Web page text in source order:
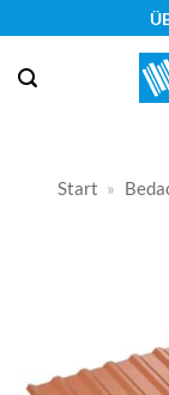
springen
Start »